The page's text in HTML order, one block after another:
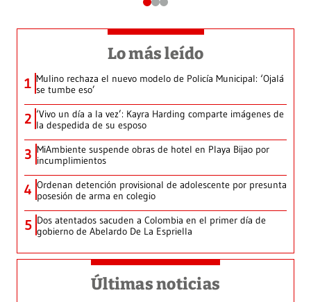
Lo más leído
1 Mulino rechaza el nuevo modelo de Policía Municipal: ‘Ojalá
se tumbe eso’
2 ‘Vivo un día a la vez’: Kayra Harding comparte imágenes de
la despedida de su esposo
3 MiAmbiente suspende obras de hotel en Playa Bijao por
incumplimientos
4 Ordenan detención provisional de adolescente por presunta
posesión de arma en colegio
5 Dos atentados sacuden a Colombia en el primer día de
gobierno de Abelardo De La Espriella
Últimas noticias